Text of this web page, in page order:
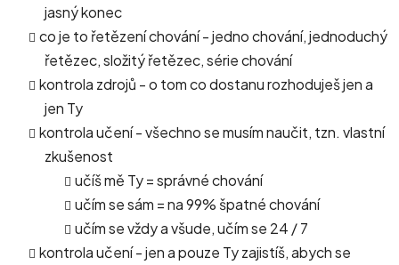
jasný konec
co je to řetězení chování - jedno chování, jednoduchý
řetězec, složitý řetězec, série chování
kontrola zdrojů - o tom co dostanu rozhoduješ jen a
jen Ty
kontrola učení - všechno se musím naučit, tzn. vlastní
zkušenost
učíš mě Ty = správné chování
učím se sám = na 99% špatné chování
učím se vždy a všude, učím se 24 / 7
kontrola učení - jen a pouze Ty zajistíš, abych se